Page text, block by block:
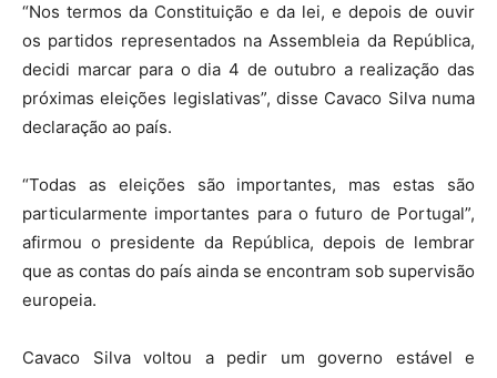
“Nos termos da Constituição e da lei, e depois de ouvir
os partidos representados na Assembleia da República,
decidi marcar para o dia 4 de outubro a realização das
próximas eleições legislativas”, disse Cavaco Silva numa
declaração ao país.
“Todas as eleições são importantes, mas estas são
particularmente importantes para o futuro de Portugal”,
afirmou o presidente da República, depois de lembrar
que as contas do país ainda se encontram sob supervisão
europeia.
Cavaco Silva voltou a pedir um governo estável e